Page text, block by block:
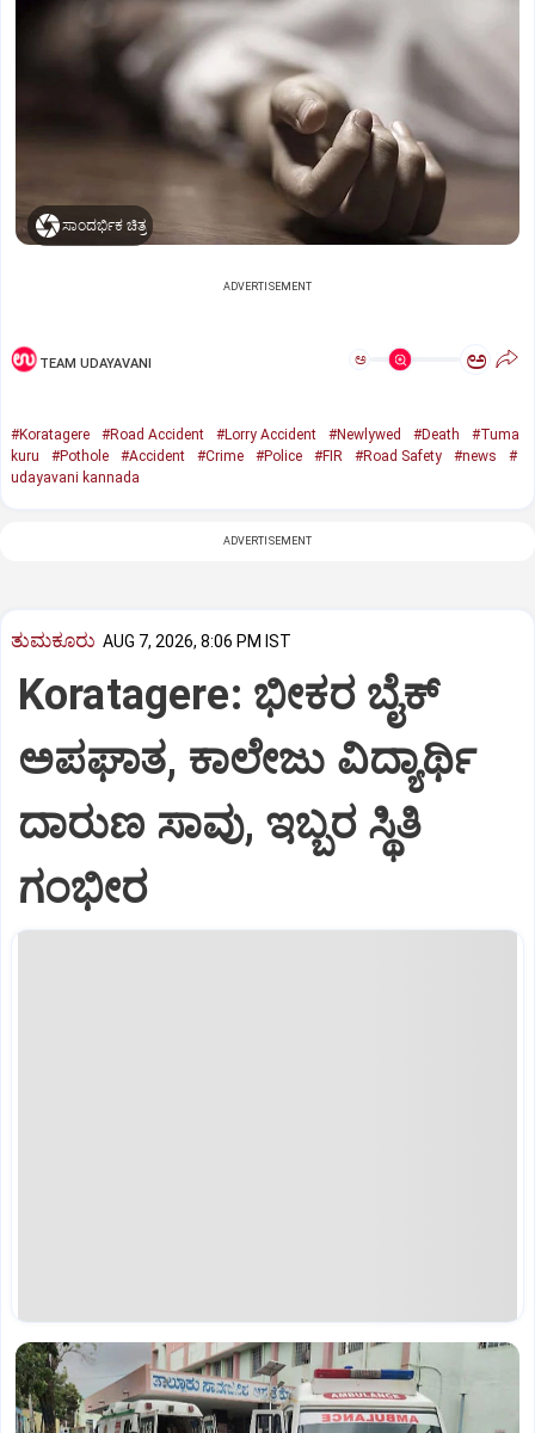
ಸಾಂದರ್ಭಿಕ ಚಿತ್ರ
ADVERTISEMENT
TEAM UDAYAVANI ಅ ಅ
#Koratagere #Road Accident #Lorry Accident #Newlywed #Death
#Tuma
kuru
#Pothole #Accident #Crime #Police #FIR #Road Safety #news
#
udayavani kannada
ADVERTISEMENT
ತುಮಕೂರು AUG 7, 2026, 8:06 PM IST
Koratagere: ಭೀಕರ ಬೈಕ್
ಅಪಘಾತ, ಕಾಲೇಜು ವಿದ್ಯಾರ್ಥಿ
ದಾರುಣ ಸಾವು, ಇಬ್ಬರ ಸ್ಥಿತಿ
ಗಂಭೀರ